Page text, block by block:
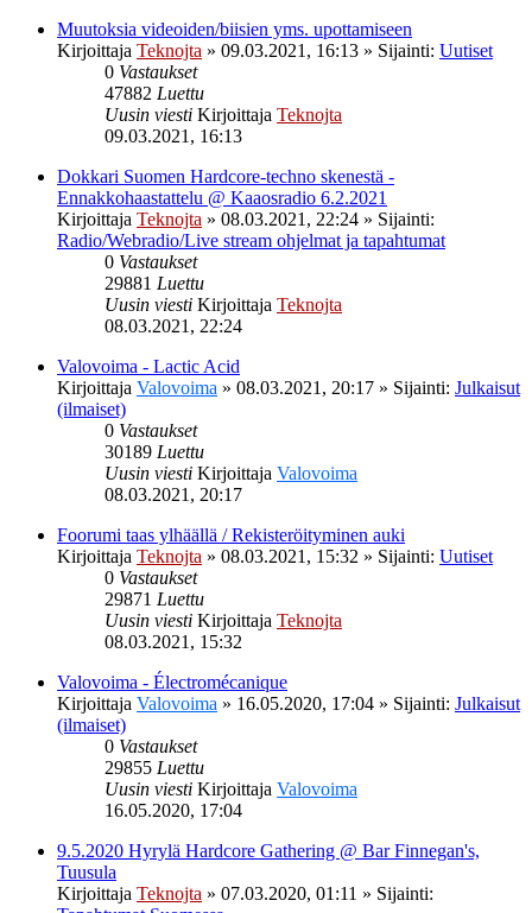
Muutoksia videoiden/biisien yms. upottamiseen
Kirjoittaja Teknojta » 09.03.2021, 16:13 » Sijainti: Uutiset
0 Vastaukset
47882 Luettu
Uusin viesti Kirjoittaja Teknojta
09.03.2021, 16:13
Dokkari Suomen Hardcore-techno skenestä -
Ennakkohaastattelu @ Kaaosradio 6.2.2021
Kirjoittaja Teknojta » 08.03.2021, 22:24 » Sijainti:
Radio/Webradio/Live stream ohjelmat ja tapahtumat
0 Vastaukset
29881 Luettu
Uusin viesti Kirjoittaja Teknojta
08.03.2021, 22:24
Valovoima - Lactic Acid
Kirjoittaja Valovoima » 08.03.2021, 20:17 » Sijainti: Julkaisut
(ilmaiset)
0 Vastaukset
30189 Luettu
Uusin viesti Kirjoittaja Valovoima
08.03.2021, 20:17
Foorumi taas ylhäällä / Rekisteröityminen auki
Kirjoittaja Teknojta » 08.03.2021, 15:32 » Sijainti: Uutiset
0 Vastaukset
29871 Luettu
Uusin viesti Kirjoittaja Teknojta
08.03.2021, 15:32
Valovoima - Électromécanique
Kirjoittaja Valovoima » 16.05.2020, 17:04 » Sijainti: Julkaisut
(ilmaiset)
0 Vastaukset
29855 Luettu
Uusin viesti Kirjoittaja Valovoima
16.05.2020, 17:04
9.5.2020 Hyrylä Hardcore Gathering @ Bar Finnegan's,
Tuusula
Kirjoittaja Teknojta » 07.03.2020, 01:11 » Sijainti: